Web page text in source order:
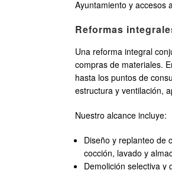
Ayuntamiento y accesos
Reformas
Una reforma integral
compras de materiales.
hasta los puntos de
estructura y ventilación,
Nuestro alcance incluye:
Diseño y replanteo de
cocción, lavado y
Demolición selectiva y